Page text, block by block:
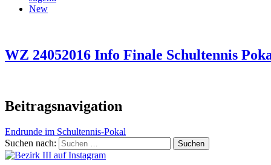
New
WZ 24052016 Info Finale Schultennis
Beitragsnavigation
Endrunde im Schultennis-Pokal
Suchen nach: